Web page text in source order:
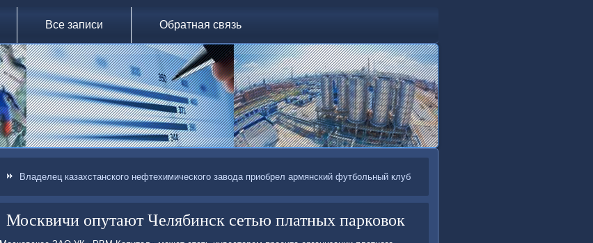
Все записи Обратная связь
Владелец казахстанского нефтехимического завода приобрел армянский футбольный клуб
Москвичи опутают Челябинск сетью платных парковок